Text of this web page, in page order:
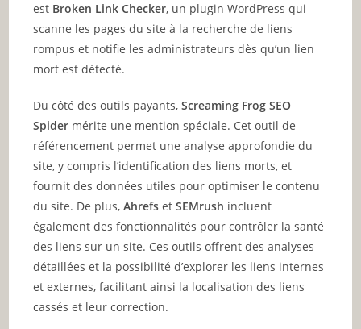
est Broken Link Checker, un plugin WordPress qui
scanne les pages du site à la recherche de liens
rompus et notifie les administrateurs dès qu’un lien
mort est détecté.
Du côté des outils payants,Screaming Frog SEO
Spider mérite une mention spéciale. Cet outil de
référencement permet une analyse approfondie du
site, y compris l’identification des liens morts, et
fournit des données utiles pour optimiser le contenu
du site. De plus,Ahrefs etSEMrush incluent
également des fonctionnalités pour contrôler la santé
des liens sur un site. Ces outils offrent des analyses
détaillées et la possibilité d’explorer les liens internes
et externes, facilitant ainsi la localisation des liens
cassés et leur correction.